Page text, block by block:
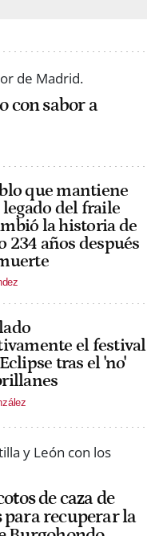
con sabor a
que mantiene
del fraile
la historia de
234 años después
el festival
tras el 'no'
de caza de
para recuperar la